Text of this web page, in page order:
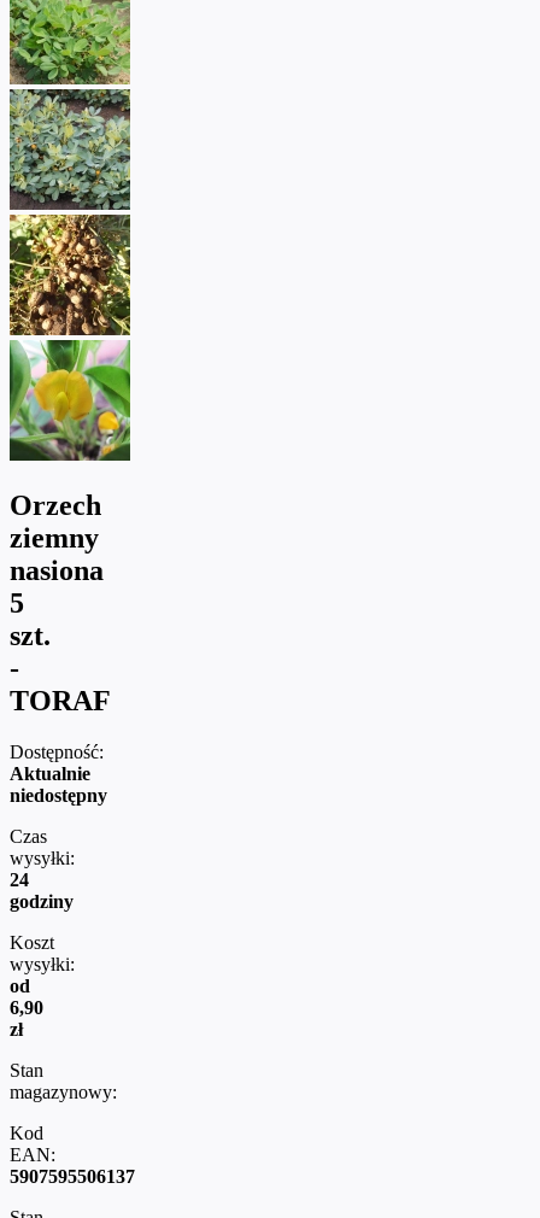
Orzech
ziemny
nasiona
5
szt.
-
TORAF
Dostępność:
Aktualnie
niedostępny
Czas
wysyłki:
24
godziny
Koszt
wysyłki:
od
6,90
zł
Stan
magazynowy:
Kod
EAN:
5907595506137